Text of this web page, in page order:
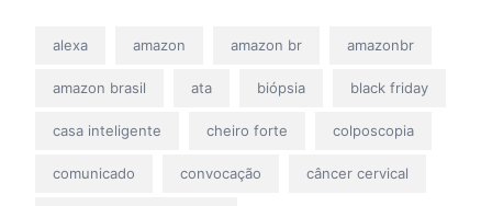
alexa amazon amazon br amazonbr
amazon brasil ata biópsia black friday
casa inteligente cheiro forte colposcopia
comunicado convocação câncer cervical